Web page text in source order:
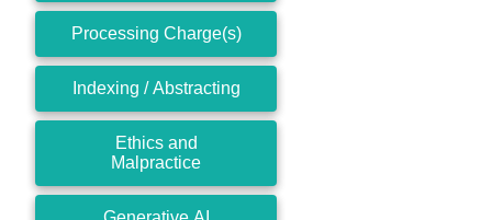
Processing Charge(s)
Indexing / Abstracting
Ethics and
Malpractice